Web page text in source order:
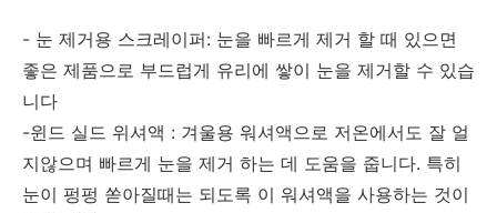
- 눈 제거용 스크레이퍼: 눈을 빠르게 제거 할 때 있으면
좋은 제품으로 부드럽게 유리에 쌓이 눈을 제거할 수 있습
니다
-윈드 실드 위셔액 : 겨울용 워셔액으로 저온에서도 잘 얼
지않으며 빠르게 눈을 제거 하는 데 도움을 줍니다. 특히
눈이 펑펑 쏟아질때는 되도록 이 워셔액을 사용하는 것이